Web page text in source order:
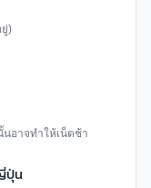
)
นอาจทำให้เน็ตช้า
ปุ่น